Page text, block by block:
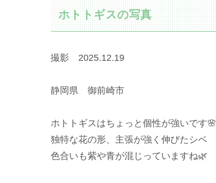
ホトトギスの写真
撮影 2025.12.19
静岡県 御前崎市
ホトトギスはちょっと個性が強いです🌸
独特な花の形、主張が強く伸びたシベ
色合いも紫や青が混じっていますね🌿